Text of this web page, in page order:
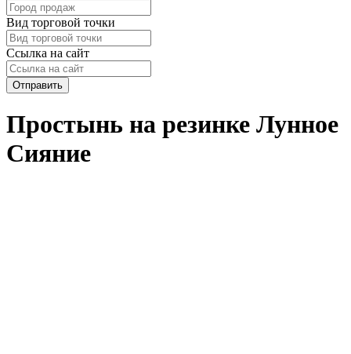
Вид торговой точки
Ссылка на сайт
Отправить
Простынь на резинке Лунное
Сияние